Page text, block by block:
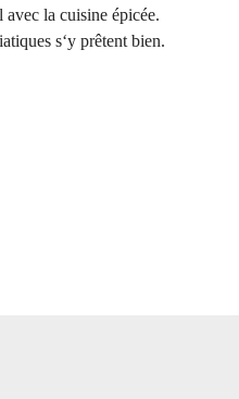
avec la cuisine épicée.
s‘y prêtent bien.